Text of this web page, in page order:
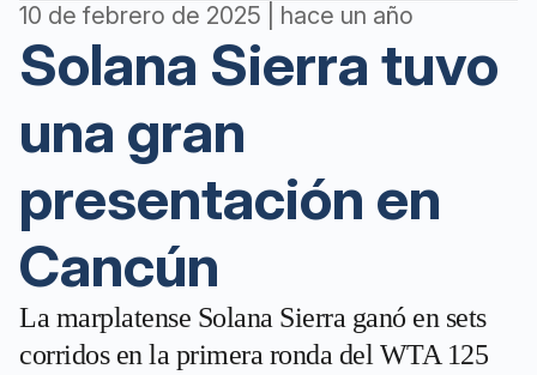
10 de febrero de 2025 | hace un año
Solana Sierra tuvo
una gran
presentación en
Cancún
La marplatense Solana Sierra ganó en sets
corridos en la primera ronda del WTA 125